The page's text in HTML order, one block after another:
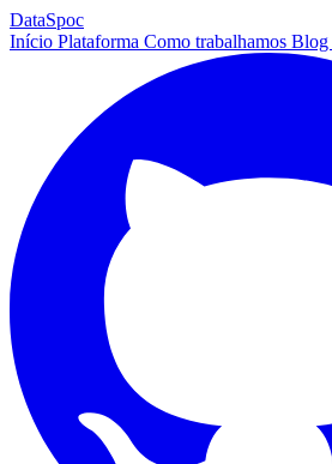
DataSpoc
Início Plataforma Como trabalhamos Blog